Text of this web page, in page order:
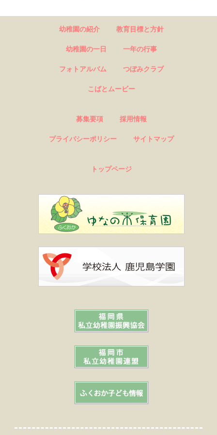
幼稚園の紹介 教育目標と方針
幼稚園の一日 一年の行事
フォトアルバム つぼみクラブ
こばとムービー
募集要項 採用情報
プライバシーポリシー サイトマップ
トップページ